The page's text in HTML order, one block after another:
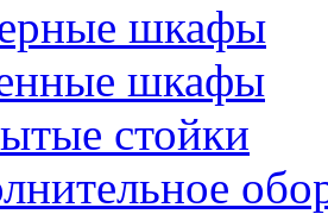
шкафы
шкафы
стойки